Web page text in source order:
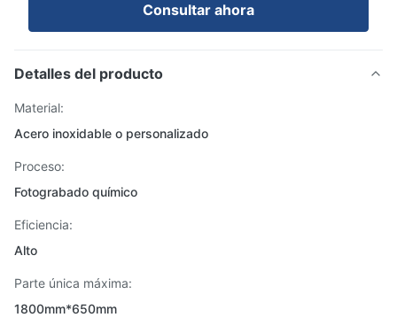
Consultar ahora
Detalles del producto
Material:
Acero inoxidable o personalizado
Proceso:
Fotograbado químico
Eficiencia:
Alto
Parte única máxima:
1800mm*650mm